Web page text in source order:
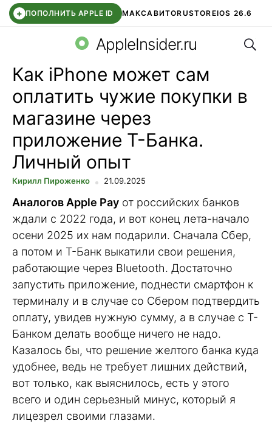
+ ПОПОЛНИТЬ APPLE ID МАКСАВИТОRUSTOREIOS 26.6
СБЕР КИДС ВТБ ОНЛАЙН ЧАТ В ROBLOX
AppleInsider.ru
Как iPhone может сам
оплатить чужие покупки в
магазине через
приложение Т-Банка.
Личный опыт
Кирилл Пироженко 21.09.2025
Аналогов Apple Pay от российских банков
ждали с 2022 года, и вот конец лета-начало
осени 2025 их нам подарили. Сначала Сбер,
а потом и Т-Банк выкатили свои решения,
работающие через Bluetooth. Достаточно
запустить приложение, поднести смартфон к
терминалу и в случае со Сбером подтвердить
оплату, увидев нужную сумму, а в случае с Т-
Банком делать вообще ничего не надо.
Казалось бы, что решение желтого банка куда
удобнее, ведь не требует лишних действий,
вот только, как выяснилось, есть у этого
всего и один серьезный минус, который я
лицезрел своими глазами.